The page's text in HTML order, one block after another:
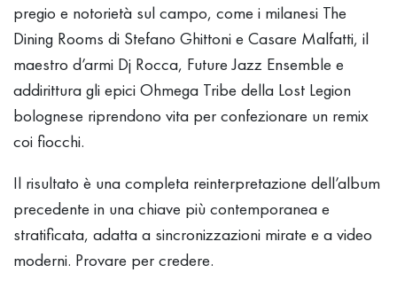
pregio e notorietà sul campo, come i milanesi The
Dining Rooms di Stefano Ghittoni e Casare Malfatti, il
maestro d’armi Dj Rocca, Future Jazz Ensemble e
addirittura gli epici Ohmega Tribe della Lost Legion
bolognese riprendono vita per confezionare un remix
coi fiocchi.
Il risultato è una completa reinterpretazione dell’album
precedente in una chiave più contemporanea e
stratificata, adatta a sincronizzazioni mirate e a video
moderni. Provare per credere.